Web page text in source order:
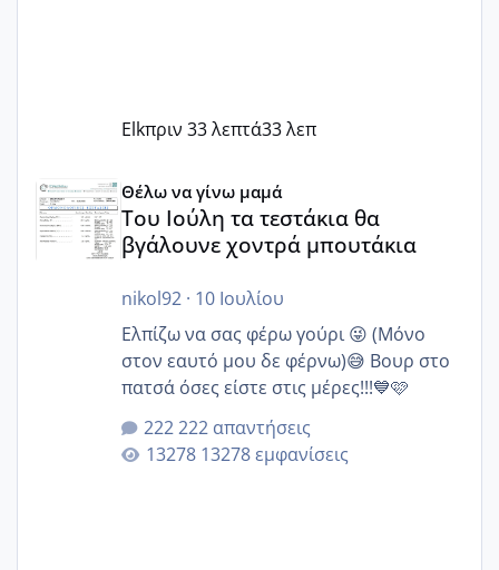
Elkπριν 33 λεπτά33 λεπ
Θέλω να γίνω μαμά
Του Ιούλη τα τεστάκια θα
βγάλουνε χοντρά μπουτάκια
nikol92· 10 Ιουλίου
Ελπίζω να σας φέρω γούρι 😜 (Μόνο
στον εαυτό μου δε φέρνω)😅 Βουρ στο
πατσά όσες είστε στις μέρες!!!💙🩷
222 απαντήσεις
13278 εμφανίσεις